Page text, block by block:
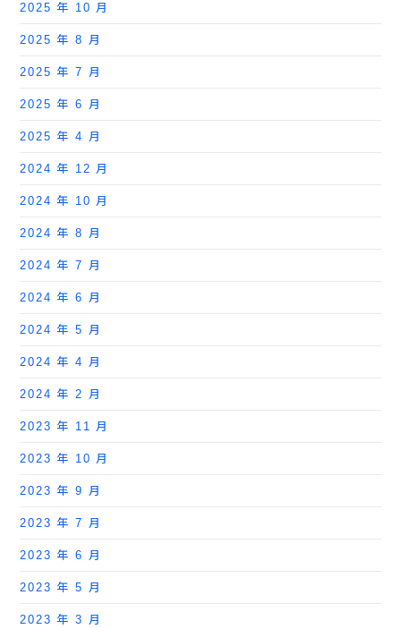
2025 年 10 月
2025 年 8 月
2025 年 7 月
2025 年 6 月
2025 年 4 月
2024 年 12 月
2024 年 10 月
2024 年 8 月
2024 年 7 月
2024 年 6 月
2024 年 5 月
2024 年 4 月
2024 年 2 月
2023 年 11 月
2023 年 10 月
2023 年 9 月
2023 年 7 月
2023 年 6 月
2023 年 5 月
2023 年 3 月